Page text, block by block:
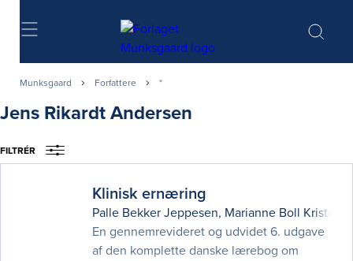
Søg
Munksgaard Forfattere *
Jens Rikardt Andersen
FILTRÉR
Klinisk ernæring
Palle Bekker Jeppesen, Marianne Boll
En gennemrevideret og udvidet 6. udgave
af den komplette danske lærebog om